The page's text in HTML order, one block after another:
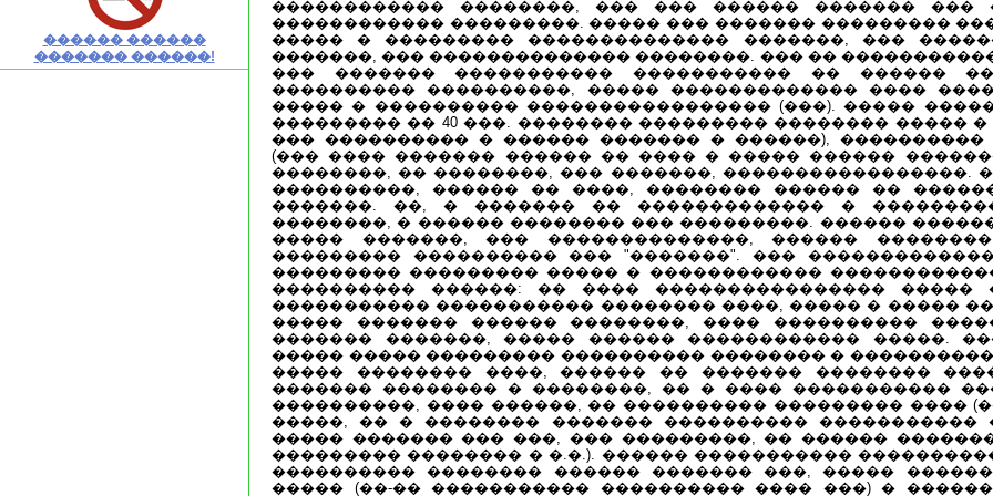
������ ������
������� ������!
������������ ��������, ��� ��� ������ ������� ���
������������ ���������. ����� ��� ������� ���������
����� � ��������� �������������� �������, ���
�������, ��� �������������� ��������. ��� ��
��� ������� ����������� ����������� �� ������
���������� ����������, ����� ������������� ����
����� � ���������� ����������������� (���). �����
��������� �� 40 ���. �������� ��������� �������� �����
��� ���������� � ������ ������� � ������), ����������
(��� ���� ������� ������ �� ���� � ����� ������
��������, �� ��������, ��� �������, �����������������.
����������, ������ �� ����, �������� ������ ��
�������. ��, � ������� �� ������������� �
��������, � ������ �������� ��� ���������. ������
����� �������, ��� ��������������, ������
��������� ���������� ��� "�������". ���
��������� ��������� ����� � ������������
���������� ������: �� ���� ���������������� �����
����������� ����������� �������� ����, ����� � �����
����� ������� ������ ��������, ���� ����������
������� �������, ����� ������ ������������ �����.
����� ����� ��������� ���������� �������� �
����� �������� ����, ������ �� ������� ��������
������� �������� � ��������, �� � ���� �����������
����������, ���� ������, �� ���������� ��������� ����
�����, �� � �������� ������� ���������� �����������
����� ������� ��� ���, ��� ���������, �� ������
��������� �������� � �.�.). ������ �����������
���������� �������� ������ ������� ���, �����
����� (��-�� ����������� ���������� ���� ���) �